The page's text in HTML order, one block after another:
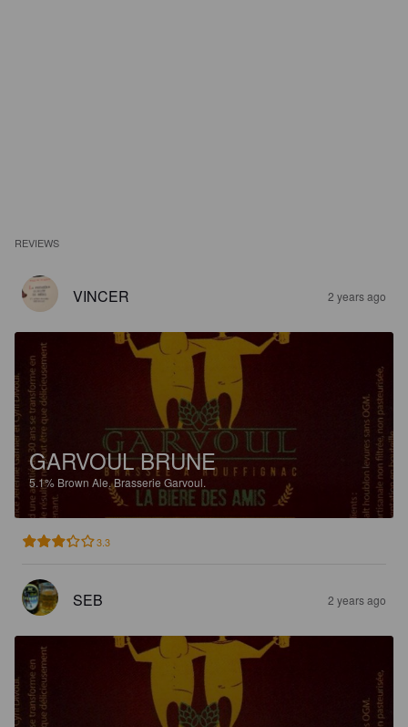
REVIEWS
VINCER 2 years ago
GARVOUL BRUNE
5.1% Brown Ale.Brasserie Garvoul.
3.3
SEB 2 years ago